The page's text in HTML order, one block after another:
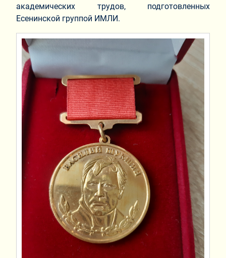
академических трудов, подготовленных
Есенинской группой ИМЛИ.